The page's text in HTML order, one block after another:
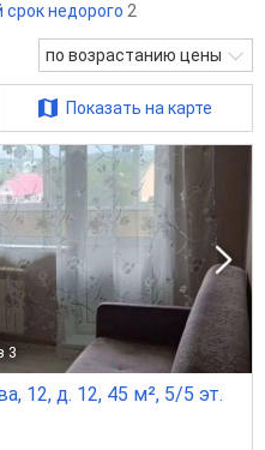
недорого 2
по возрастанию цены
Показать на карте
3
12, д. 12, 45 м², 5/5 эт.